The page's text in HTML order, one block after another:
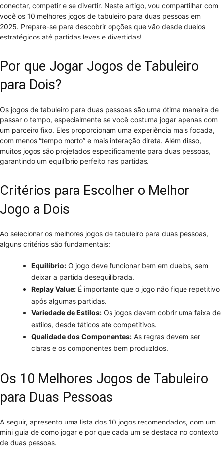
conectar, competir e se divertir. Neste artigo, vou compartilhar com
você os 10 melhores jogos de tabuleiro para duas pessoas em
2025. Prepare-se para descobrir opções que vão desde duelos
estratégicos até partidas leves e divertidas!
Por que Jogar Jogos de Tabuleiro
para Dois?
Os jogos de tabuleiro para duas pessoas são uma ótima maneira de
passar o tempo, especialmente se você costuma jogar apenas com
um parceiro fixo. Eles proporcionam uma experiência mais focada,
com menos “tempo morto” e mais interação direta. Além disso,
muitos jogos são projetados especificamente para duas pessoas,
garantindo um equilíbrio perfeito nas partidas.
Critérios para Escolher o Melhor
Jogo a Dois
Ao selecionar os melhores jogos de tabuleiro para duas pessoas,
alguns critérios são fundamentais:
Equilíbrio: O jogo deve funcionar bem em duelos, sem
deixar a partida desequilibrada.
Replay Value: É importante que o jogo não fique repetitivo
após algumas partidas.
Variedade de Estilos: Os jogos devem cobrir uma faixa de
estilos, desde táticos até competitivos.
Qualidade dos Componentes: As regras devem ser
claras e os componentes bem produzidos.
Os 10 Melhores Jogos de Tabuleiro
para Duas Pessoas
A seguir, apresento uma lista dos 10 jogos recomendados, com um
mini guia de como jogar e por que cada um se destaca no contexto
de duas pessoas.